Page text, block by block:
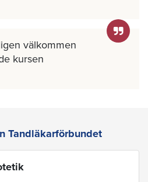
välkommen
kursen
Tandläkarförbundet